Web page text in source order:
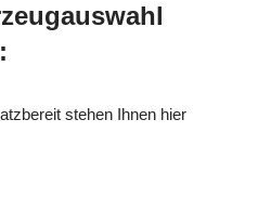
stehen Ihnen hier